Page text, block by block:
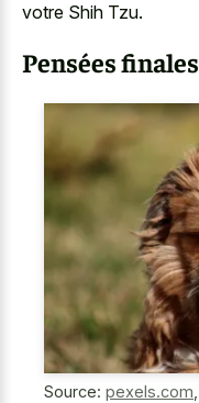
votre Shih Tzu.
Pensées finales
Source: pexels.com,